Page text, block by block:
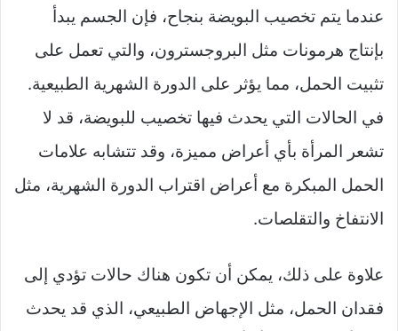
عندما يتم تخصيب البويضة بنجاح، فإن الجسم يبدأ
بإنتاج هرمونات مثل البروجسترون، والتي تعمل على
تثبيت الحمل، مما يؤثر على الدورة الشهرية الطبيعية.
في الحالات التي يحدث فيها تخصيب للبويضة، قد لا
تشعر المرأة بأي أعراض مميزة، وقد تتشابه علامات
الحمل المبكرة مع أعراض اقتراب الدورة الشهرية، مثل
الانتفاخ والتقلصات.
علاوة على ذلك، يمكن أن تكون هناك حالات تؤدي إلى
فقدان الحمل، مثل الإجهاض الطبيعي، الذي قد يحدث